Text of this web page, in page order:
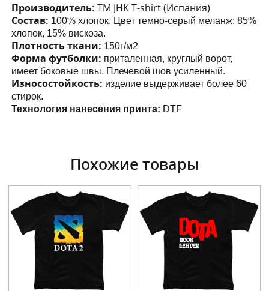
Производитель:ТМ JHK T-shirt (Испания)
Состав: 100% хлопок. Цвет темно-серый меланж: 85%
хлопок, 15% вискоза.
Плотность ткани: 150г/м2
Форма футболки: приталенная, круглый ворот,
имеет боковые швы. Плечевой шов усиленный.
Износостойкость: изделие выдерживает более 60
стирок.
Технология нанесения принта: DTF
Похожие товары